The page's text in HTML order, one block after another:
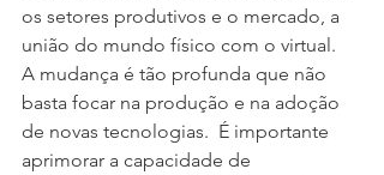
os setores produtivos e o mercado, a
união do mundo físico com o virtual.
A mudança é tão profunda que não
basta focar na produção e na adoção
de novas tecnologias.  É importante
aprimorar a capacidade de